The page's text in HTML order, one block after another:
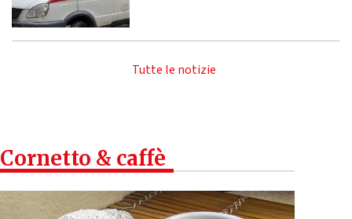
Tutte le notizie
Cornetto & caffè